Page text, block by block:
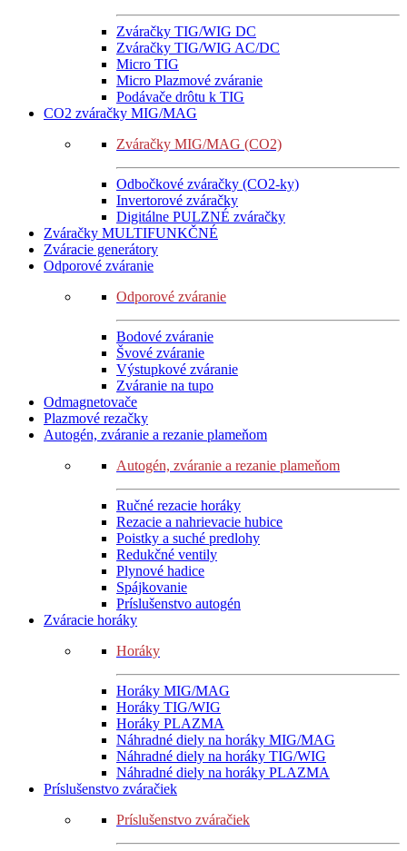
Zváračky TIG/WIG DC
Zváračky TIG/WIG AC/DC
Micro TIG
Micro Plazmové zváranie
Podávače drôtu k TIG
CO2 zváračky MIG/MAG
Zváračky MIG/MAG (CO2)
Odbočkové zváračky (CO2-ky)
Invertorové zváračky
Digitálne PULZNÉ zváračky
Zváračky MULTIFUNKČNÉ
Zváracie generátory
Odporové zváranie
Odporové zváranie
Bodové zváranie
Švové zváranie
Výstupkové zváranie
Zváranie na tupo
Odmagnetovače
Plazmové rezačky
Autogén, zváranie a rezanie plameňom
Autogén, zváranie a rezanie plameňom
Ručné rezacie horáky
Rezacie a nahrievacie hubice
Poistky a suché predlohy
Redukčné ventily
Plynové hadice
Spájkovanie
Príslušenstvo autogén
Zváracie horáky
Horáky
Horáky MIG/MAG
Horáky TIG/WIG
Horáky PLAZMA
Náhradné diely na horáky MIG/MAG
Náhradné diely na horáky TIG/WIG
Náhradné diely na horáky PLAZMA
Príslušenstvo zváračiek
Príslušenstvo zváračiek